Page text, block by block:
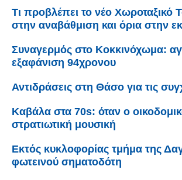
Τι προβλέπει το νέο
στην αναβάθμιση και όρια στην
Συναγερμός στο Κοκκινόχωμα:
εξαφάνιση 94χρονου
Αντιδράσεις στη Θάσο για τις
Καβάλα στα 70s: όταν ο
στρατιωτική μουσική
Εκτός κυκλοφορίας τμήμα της
φωτεινού σηματοδότη